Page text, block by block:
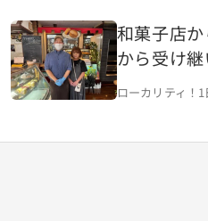
和菓子店
から受け
洋菓子【山
ローカリティ！